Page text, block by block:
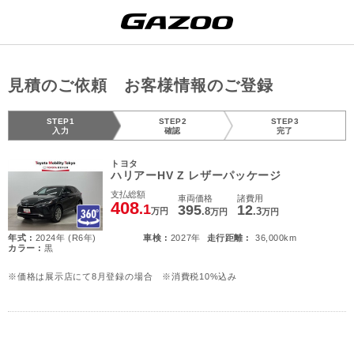
見積のご依頼 お客様情報のご登録
STEP1
入力
STEP2
確認
STEP3
完了
トヨタ
ハリアーHV Z レザーパッケージ
支払総額
408.1万円
車両価格
395.8万円
諸費用
12.3万円
年式 : 2024年 (R6年) 車検 : 2027年 走行距離 :
36,000km
カラー :黒
※価格は展示店にて8月登録の場合 ※消費税10%込み